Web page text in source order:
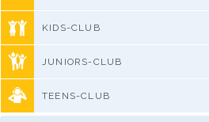
KIDS-CLUB
JUNIORS-CLUB
TEENS-CLUB